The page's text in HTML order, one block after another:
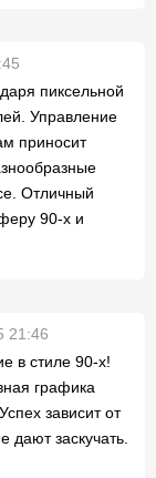
пиксельной
Управление
приносит
Отличный
90-х и
21:46
в стиле 90-х!
графика
зависит от
дают заскучать.